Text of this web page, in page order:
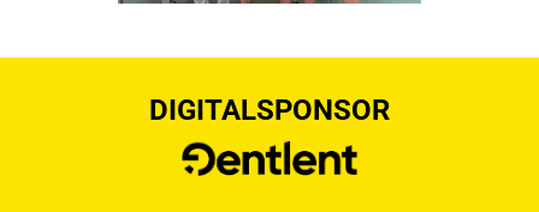
DIGITALSPONSOR